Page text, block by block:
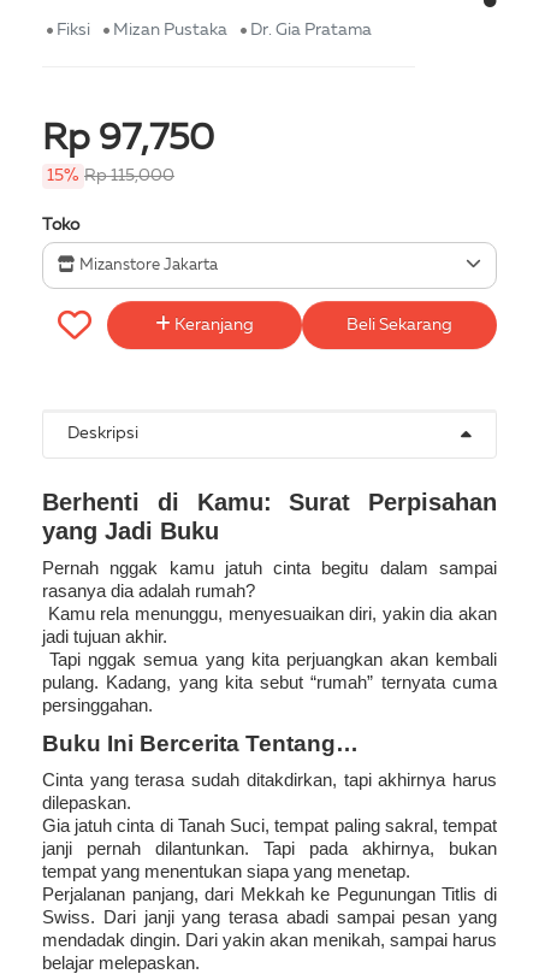
Fiksi Mizan Pustaka Dr. Gia Pratama
Rp 97,750
15% Rp 115,000
Toko
Mizanstore Jakarta
Keranjang Beli Sekarang
Deskripsi
Berhenti di Kamu: Surat Perpisahan
yang Jadi Buku
Pernah nggak kamu jatuh cinta begitu dalam sampai
rasanya dia adalah rumah?
Kamu rela menunggu, menyesuaikan diri, yakin dia akan
jadi tujuan akhir.
Tapi nggak semua yang kita perjuangkan akan kembali
pulang. Kadang, yang kita sebut “rumah” ternyata cuma
persinggahan.
Buku Ini Bercerita Tentang…
Cinta yang terasa sudah ditakdirkan, tapi akhirnya harus
dilepaskan.
Gia jatuh cinta di Tanah Suci, tempat paling sakral, tempat
janji pernah dilantunkan. Tapi pada akhirnya, bukan
tempat yang menentukan siapa yang menetap.
Perjalanan panjang, dari Mekkah ke Pegunungan Titlis di
Swiss. Dari janji yang terasa abadi sampai pesan yang
mendadak dingin. Dari yakin akan menikah, sampai harus
belajar melepaskan.